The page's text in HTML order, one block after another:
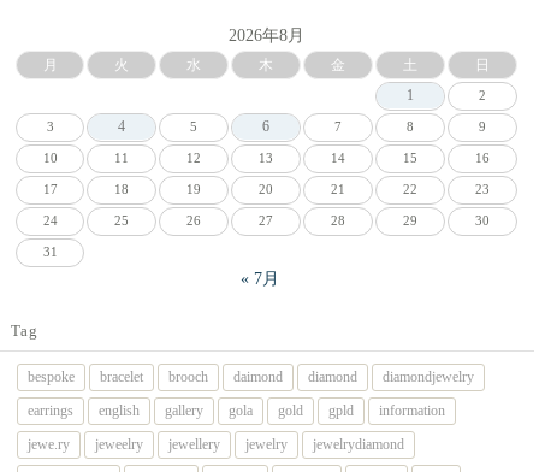
2026年8月
月 火 水 木 金 土
日
1
2
3 4 5 6 7 8 9
10 11 12 13 14 15 16
17 18 19 20 21 22 23
24 25 26 27 28 29 30
31
« 7月
Tag
bespoke bracelet brooch daimond diamond
diamondjewelry
earrings
english gallery gola gold gpld
information
jewe.ry
jeweelry jewellery jewelry
jewelrydiamond